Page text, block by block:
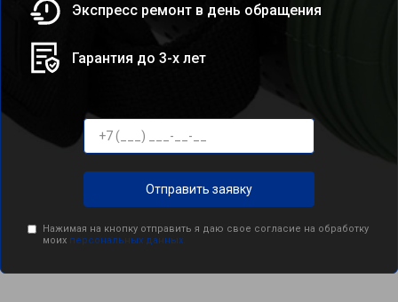
Экспресс ремонт в день обращения
Гарантия до 3-х лет
Отправить заявку
Нажимая на кнопку отправить я даю свое согласие на обработку
моих персональных данных.